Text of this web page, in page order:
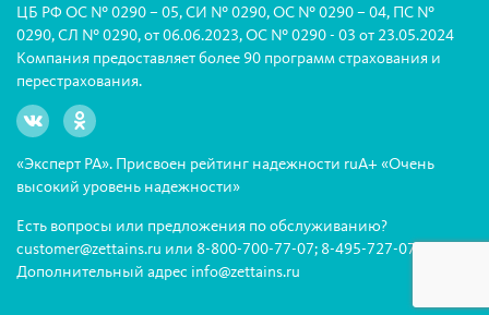
ЦБ РФ ОС № 0290 – 05, СИ № 0290, ОС № 0290 – 04, ПС №
0290, СЛ № 0290, от 06.06.2023, ОС № 0290 - 03 от 23.05.2024
Компания предоставляет более 90 программ страхования и
перестрахования.
«Эксперт РА». Присвоен рейтинг надежности ruА+ «Очень
высокий уровень надежности»
Есть вопросы или предложения по обслуживанию?
customer@zettains.ru или 8-800-700-77-07; 8-495-727-07-07
Дополнительный адрес info@zettains.ru